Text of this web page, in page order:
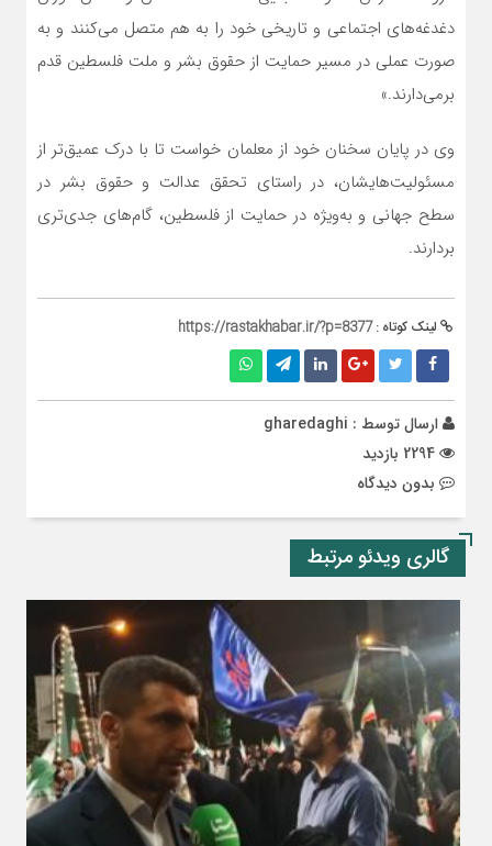
دغدغه‌های اجتماعی و تاریخی خود را به هم متصل می‌کنند و به
صورت عملی در مسیر حمایت از حقوق بشر و ملت فلسطین قدم
برمی‌دارند.»
وی در پایان سخنان خود از معلمان خواست تا با درک عمیق‌تر از
مسئولیت‌هایشان، در راستای تحقق عدالت و حقوق بشر در
سطح جهانی و به‌ویژه در حمایت از فلسطین، گام‌های جدی‌تری
بردارند.
لینک کوتاه :https://rastakhabar.ir/?p=8377
ارسال توسط : gharedaghi
بدون دیدگاه
گالری ویدئو مرتبط